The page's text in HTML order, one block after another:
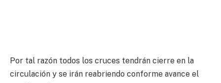
Por tal razón todos los cruces tendrán cierre en la
circulación y se irán reabriendo conforme avance el